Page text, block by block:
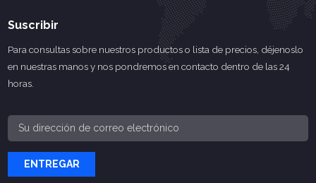
Suscribir
Para consultas sobre nuestros productos o lista de precios, déjenoslo
en nuestras manos y nos pondremos en contacto dentro de las 24
horas.
ENTREGAR